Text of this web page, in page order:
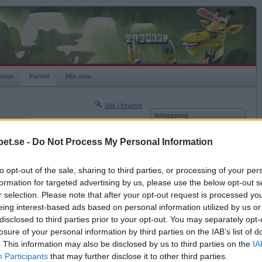
- Do Not Process My Personal Information
opt-out of the sale, sharing to third parties, or processing of your
for targeted advertising by us, please use the below opt-out
selection. Please note that after your opt-out request is processed
interest-based ads based on personal information utilized by us
to third parties prior to your opt-out. You may separately
of your personal information by third parties on the IAB’s list of
This information may also be disclosed by us to third parties on the
Participants that may further disclose it to other third parties.
Forum Min sida
Sök i forumet
Nästa sida »
2020-10-06 11:53
Inloggning
Kom ihåg mig
Glömt ditt lösenord?
Få ny aktiveringslänk
Betapet är gratis!